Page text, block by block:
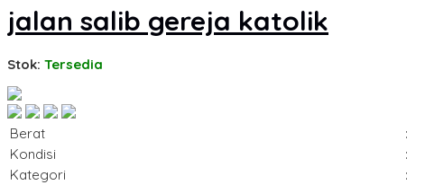
jalan salib gereja katolik
Stok: Tersedia
Berat :
Kondisi
:
Kategori
: